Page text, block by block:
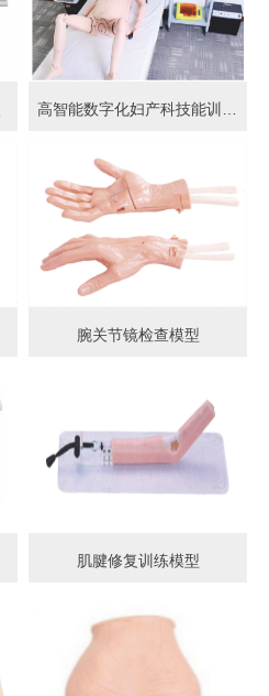
高智能数字化妇产科技能训练系统 (计算机控制)
腕关节镜检查模型
肌腱修复训练模型